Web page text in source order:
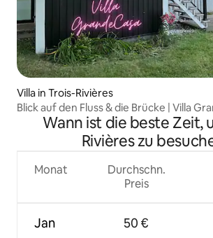
Villa in Trois-Rivières
Blick auf den Fluss & die Brücke | Villa
Wann ist die beste Zeit,
Rivières zu
Monat
Jan
Durchschn.
Preis
50 €